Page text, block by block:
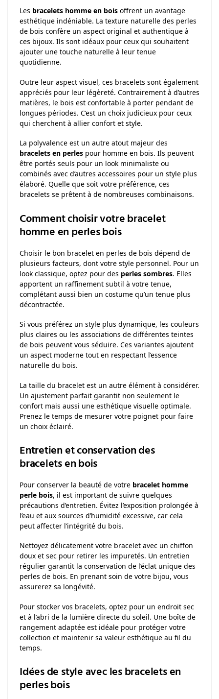
Les bracelets homme en bois offrent un avantage
esthétique indéniable. La texture naturelle des perles
de bois confère un aspect original et authentique à
ces bijoux. Ils sont idéaux pour ceux qui souhaitent
ajouter une touche naturelle à leur tenue
quotidienne.
Outre leur aspect visuel, ces bracelets sont également
appréciés pour leur légèreté. Contrairement à d’autres
matières, le bois est confortable à porter pendant de
longues périodes. C’est un choix judicieux pour ceux
qui cherchent à allier confort et style.
La polyvalence est un autre atout majeur des
bracelets en perles pour homme en bois. Ils peuvent
être portés seuls pour un look minimaliste ou
combinés avec d’autres accessoires pour un style plus
élaboré. Quelle que soit votre préférence, ces
bracelets se prêtent à de nombreuses combinaisons.
Comment choisir votre bracelet
homme en perles bois
Choisir le bon bracelet en perles de bois dépend de
plusieurs facteurs, dont votre style personnel. Pour un
look classique, optez pour des perles sombres. Elles
apportent un raffinement subtil à votre tenue,
complétant aussi bien un costume qu’un tenue plus
décontractée.
Si vous préférez un style plus dynamique, les couleurs
plus claires ou les associations de différentes teintes
de bois peuvent vous séduire. Ces variantes ajoutent
un aspect moderne tout en respectant l’essence
naturelle du bois.
La taille du bracelet est un autre élément à considérer.
Un ajustement parfait garantit non seulement le
confort mais aussi une esthétique visuelle optimale.
Prenez le temps de mesurer votre poignet pour faire
un choix éclairé.
Entretien et conservation des
bracelets en bois
Pour conserver la beauté de votre bracelet homme
perle bois, il est important de suivre quelques
précautions d’entretien. Évitez l’exposition prolongée à
l’eau et aux sources d’humidité excessive, car cela
peut affecter l’intégrité du bois.
Nettoyez délicatement votre bracelet avec un chiffon
doux et sec pour retirer les impuretés. Un entretien
régulier garantit la conservation de l’éclat unique des
perles de bois. En prenant soin de votre bijou, vous
assurerez sa longévité.
Pour stocker vos bracelets, optez pour un endroit sec
et à l’abri de la lumière directe du soleil. Une boîte de
rangement adaptée est idéale pour protéger votre
collection et maintenir sa valeur esthétique au fil du
temps.
Idées de style avec les bracelets en
perles bois